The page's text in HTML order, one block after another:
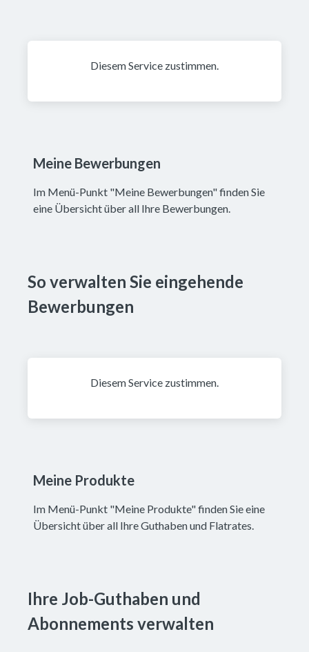
Diesem Service zustimmen.
Meine Bewerbungen
Im Menü-Punkt "Meine Bewerbungen" finden Sie
eine Übersicht über all Ihre Bewerbungen.
So verwalten Sie eingehende
Bewerbungen
Diesem Service zustimmen.
Meine Produkte
Im Menü-Punkt "Meine Produkte" finden Sie eine
Übersicht über all Ihre Guthaben und Flatrates.
Ihre Job-Guthaben und
Abonnements verwalten